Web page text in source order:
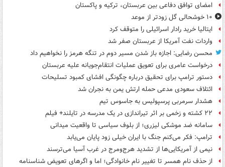
امضای توافق دفاعی بین عربستان، ترکیه و پاکستان
۱۰ خوشحالی گل زودتر از موعد
ایتالیا خرید رادار اسرائیلی را متوقف کرد
واردات نفت آمریکا از عربستان صفر شد
محسن رضایی: اجازه باز شدن مسیر دوم در تنگه هرمز را نخواهیم داد
درخواست عامری برای تعویق عملیات انتقام‌جویانه علیه عربستان
دستور ترامپ برای تحقیق درباره چگونگی افشای کمبود تسلیحات
ائتلاف سعودی مدعی حمله ارتش یمن به نجران شد
هشدار سرمربی پرسپولیس به جاسوس تیم
۲۲ کشته و زخمی بر اثر تیراندازی در یک مدرسه در تایلند+ فیلم
سامانه ضد موشکی لیزری؛ از بلوف سیاسی تا واقعیت میدانی
ترامپ: فکر می‌کنم جنگ با ایران خیلی زود پایان می‌یابد
نیمی از آمریکایی‌ها از تشدید هرج‌ومرج در غرب آسیا می‌ترسند
از حذف نام همسر تا تغییر نام خانوادگی؛ اما و اگرهای تعویض شناسنامه